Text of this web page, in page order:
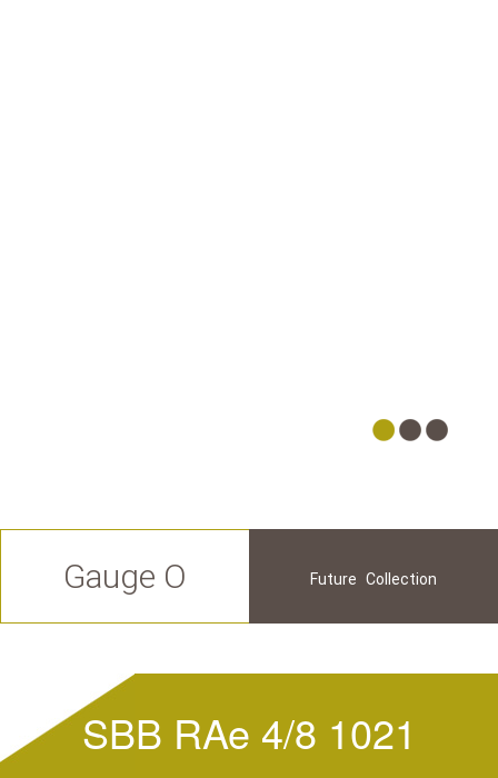
Gauge O Future Collection
SBB RAe 4/8 1021